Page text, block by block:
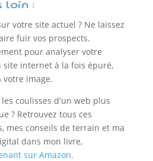
loin :
votre site actuel ? Ne laissez
fuir vos prospects.
pour analyser votre
site internet à la fois épuré,
image.
coulisses d'un web plus
? Retrouvez tous ces
mes conseils de terrain et ma
dans mon livre,
sur Amazon.